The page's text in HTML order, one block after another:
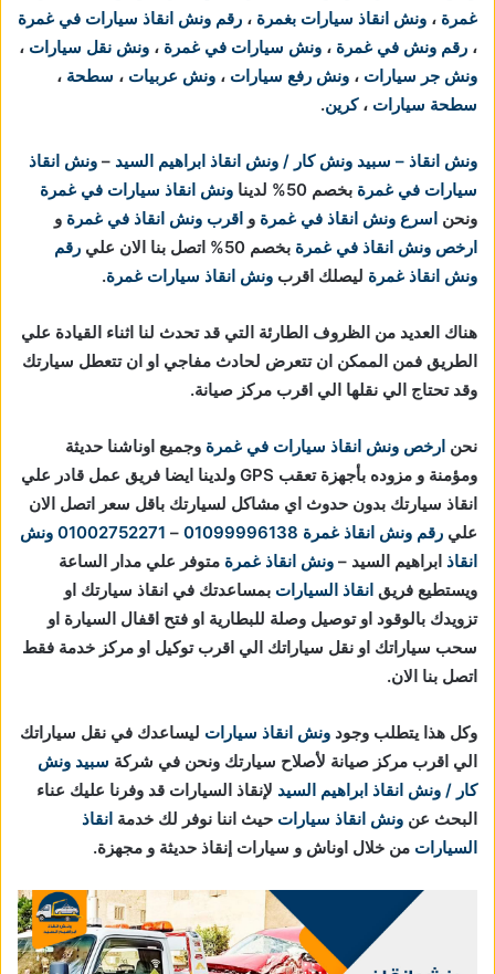
غمرة ، ونش انقاذ سيارات بغمرة ، رقم ونش انقاذ سيارات في غمرة
، رقم ونش في غمرة ، ونش سيارات في غمرة ، ونش نقل سيارات ،
ونش جر سيارات ، ونش رفع سيارات ، ونش عربيات ، سطحة ،
سطحة سيارات ،كرين.
ونش انقاذ – سبيد ونش كار / ونش انقاذ ابراهيم السيد – ونش انقاذ
سيارات في غمرة بخصم 50% لدينا
ونش انقاذ سيارات في غمرة
ونحن اسرع ونش انقاذ في غمرة و اقرب ونش انقاذ في غمرة و
ارخص ونش انقاذ في غمرة بخصم 50% اتصل بنا الان علي
رقم
ونش انقاذ غمرة ليصلك اقرب ونش انقاذ سيارات غمرة.
هناك العديد من الظروف الطارئة التي قد تحدث لنا اثناء القيادة علي
الطريق فمن الممكن ان تتعرض لحادث مفاجي او ان تتعطل سيارتك
وقد تحتاج الي نقلها الي اقرب مركز صيانة.
نحن ارخص ونش انقاذ سيارات في غمرة وجميع اوناشنا حديثة
ومؤمنة و مزوده بأجهزة تعقب GPS ولدينا ايضا فريق عمل قادر علي
انقاذ سيارتك بدون حدوث اي مشاكل لسيارتك باقل سعر اتصل الان
علي رقم ونش انقاذ غمرة 01099996138
–
01002752271 ونش
انقاذ ابراهيم السيد – ونش انقاذ غمرة متوفر علي مدار الساعة
ويستطيع فريق انقاذ السيارات بمساعدتك في انقاذ سيارتك او
تزويدك بالوقود او توصيل وصلة للبطارية او فتح اقفال السيارة او
سحب سياراتك او نقل سياراتك الي اقرب توكيل او مركز خدمة فقط
اتصل بنا الان.
وكل هذا يتطلب وجود ونش انقاذ سيارات ليساعدك في نقل سياراتك
الي اقرب مركز صيانة لأصلاح سيارتك ونحن في شركة سبيد ونش
كار / ونش انقاذ ابراهيم السيد لإنقاذ السيارات قد وفرنا عليك عناء
البحث عن ونش انقاذ سيارات حيث اننا نوفر لك خدمة انقاذ
السيارات من خلال اوناش و سيارات إنقاذ حديثة و مجهزة.